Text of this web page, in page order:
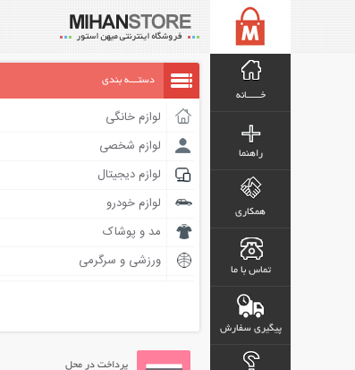
خـــــانه
راهنما
همکاری
تماس با ما
پیگیری سفارش
دستـــه بندی
لوازم خانگی
لوازم شخصی
لوازم دیجیتال
لوازم خودرو
مد و پوشاک
ورزشی و سرگرمی
پرداخت در محل